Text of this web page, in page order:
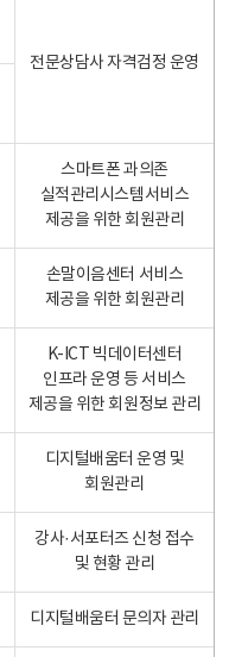
전문상담사 자격검정 운영
스마트폰 과의존
실적관리시스템서비스
제공을 위한 회원관리
손말이음센터 서비스
제공을 위한 회원관리
K-ICT 빅데이터센터
인프라 운영 등 서비스
제공을 위한 회원정보 관리
디지털배움터 운영 및
회원관리
강사·서포터즈 신청 접수
및 현황 관리
디지털배움터 문의자 관리